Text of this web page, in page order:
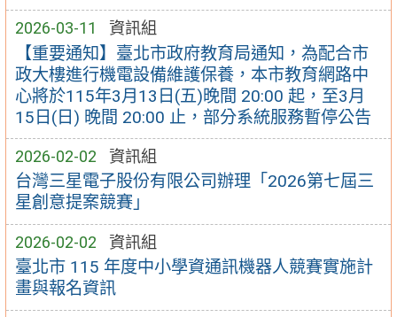
2026-03-11 資訊組
【重要通知】臺北市政府教育局通知，為配合市
政大樓進行機電設備維護保養，本市教育網路中
心將於115年3月13日(五)晚間 20:00 起，至3月
15日(日) 晚間 20:00 止，部分系統服務暫停公告
2026-02-02 資訊組
台灣三星電子股份有限公司辦理「2026第七屆三
星創意提案競賽」
2026-02-02 資訊組
臺北市 115 年度中小學資通訊機器人競賽實施計
畫與報名資訊